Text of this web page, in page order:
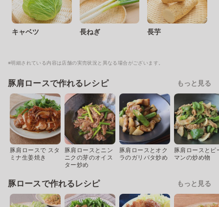
キャベツ 長ねぎ 長芋
※明細されている内容は店舗の実売状況と異なる場合がございます。
豚肩ロースで作れるレシピ もっと見る
豚肩ロースで スタ
ミナ生姜焼き
豚肩ロースとニン
ニクの芽のオイス
ター炒め
豚肩ロースとオク
ラのガリバタ炒め
豚肩ロースとピ
マンの炒め物
豚ロースで作れるレシピ もっと見る